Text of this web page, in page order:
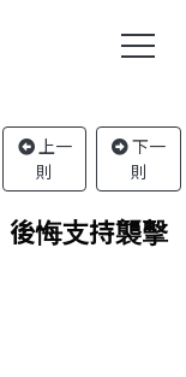
上一
則
下一
則
悔支持襲擊